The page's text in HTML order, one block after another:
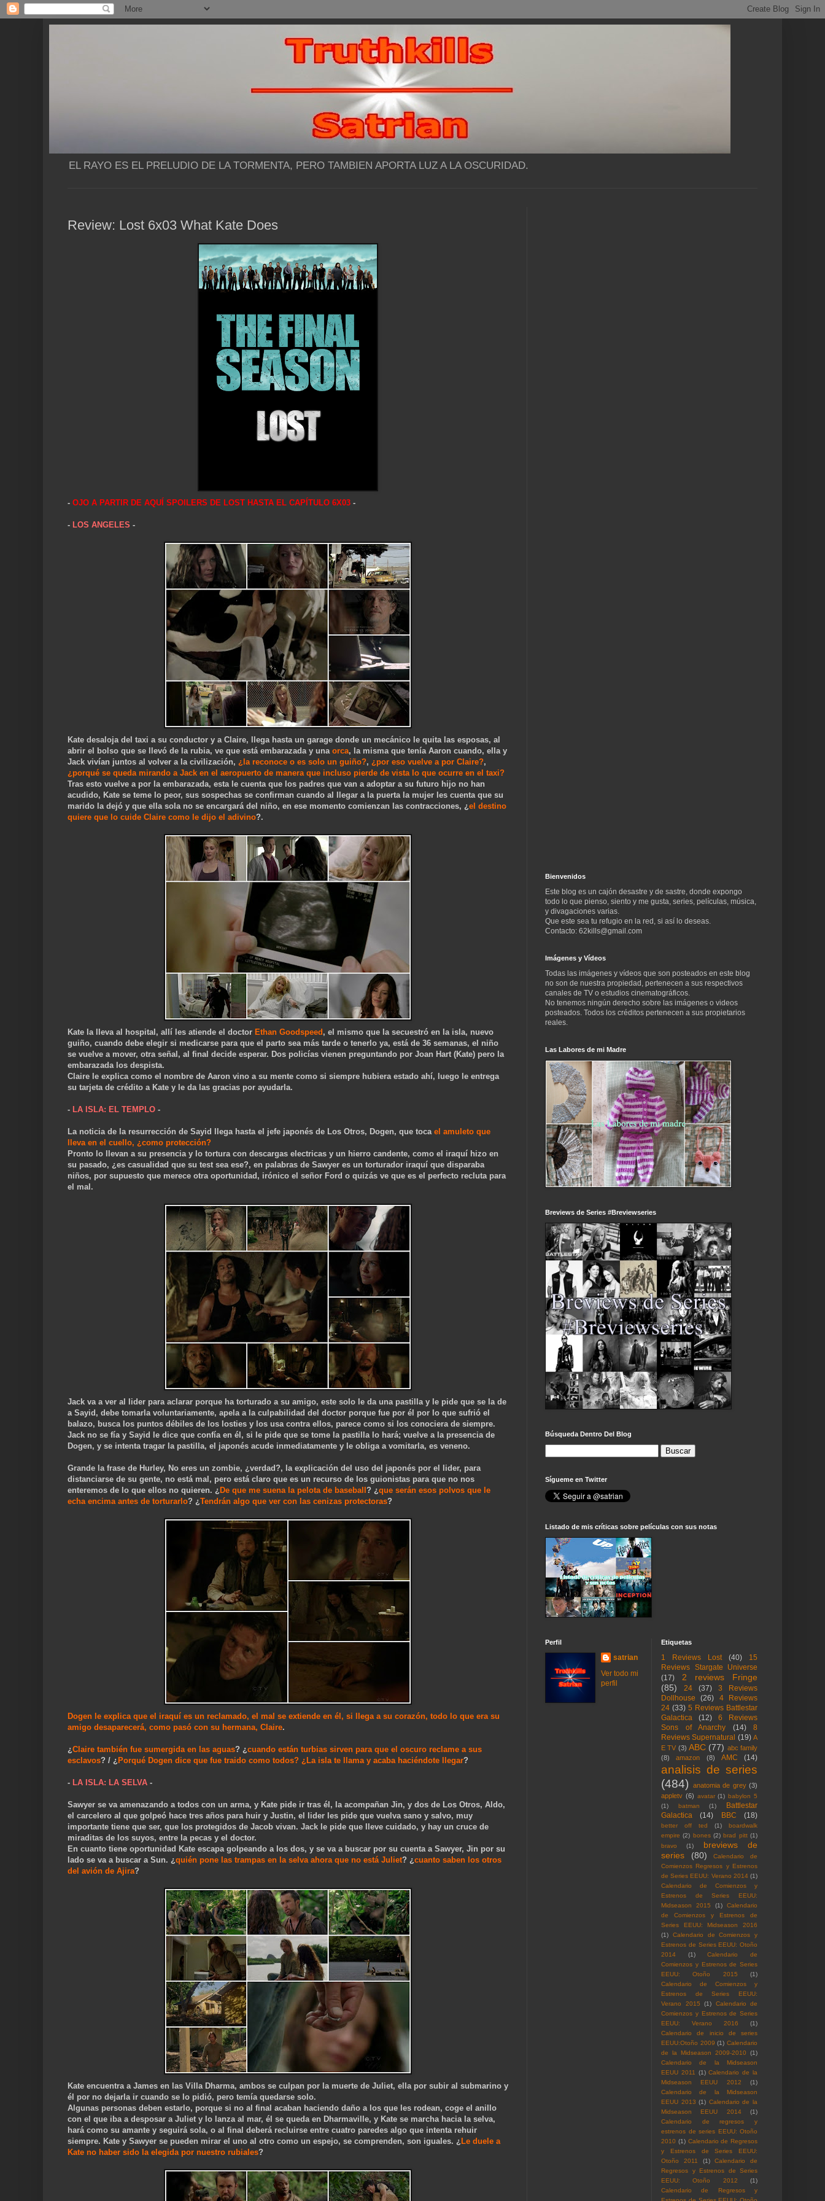
EL RAYO ES EL PRELUDIO DE LA TORMENTA, PERO TAMBIEN APORTA LUZ A LA OSCURIDAD.
Review: Lost 6x03 What Kate Does
- OJO A PARTIR DE AQUÍ SPOILERS DE LOST HASTA EL CAPÍTULO 6X03 -
- LOS ANGELES -
Kate desaloja del taxi a su conductor y a Claire, llega hasta un garage donde un mecánico le quita las esposas, al
abrir el bolso que se llevó de la rubia, ve que está embarazada y una orca, la misma que tenía Aaron cuando, ella y
Jack vivían juntos al volver a la civilización, ¿la reconoce o es solo un guiño?, ¿por eso vuelve a por Claire?,
¿porqué se queda mirando a Jack en el aeropuerto de manera que incluso pierde de vista lo que ocurre en el taxi?
Tras esto vuelve a por la embarazada, esta le cuenta que los padres que van a adoptar a su futuro hijo no han
acudido, Kate se teme lo peor, sus sospechas se confirman cuando al llegar a la puerta la mujer les cuenta que su
marido la dejó y que ella sola no se encargará del niño, en ese momento comienzan las contracciones, ¿el destino
quiere que lo cuide Claire como le dijo el adivino?.
Kate la lleva al hospital, allí les atiende el doctor Ethan Goodspeed , el mismo que la secuestró en la isla, nuevo
guiño, cuando debe elegir si medicarse para que el parto sea más tarde o tenerlo ya, está de 36 semanas, el niño
se vuelve a mover, otra señal, al final decide esperar. Dos policías vienen preguntando por Joan Hart (Kate) pero la
embarazada los despista.
Claire le explica como el nombre de Aaron vino a su mente como si siempre hubiera estado ahí, luego le entrega
su tarjeta de crédito a Kate y le da las gracias por ayudarla.
- LA ISLA: EL TEMPLO -
La noticia de la resurrección de Sayid llega hasta el jefe japonés de Los Otros, Dogen, que toca el amuleto que
lleva en el cuello, ¿como protección?
Pronto lo llevan a su presencia y lo tortura con descargas electricas y un hierro candente, como el iraquí hizo en
su pasado, ¿es casualidad que su test sea ese?, en palabras de Sawyer es un torturador iraquí que disparaba
niños, por supuesto que merece otra oportunidad, irónico el señor Ford o quizás ve que es el perfecto recluta para
el mal.
Jack va a ver al lider para aclarar porque ha torturado a su amigo, este solo le da una pastilla y le pide que se la de
a Sayid, debe tomarla voluntariamente, apela a la culpabilidad del doctor porque fue por él por lo que sufrió el
balazo, busca los puntos débiles de los losties y los usa contra ellos, parece como si los conociera de siempre.
Jack no se fía y Sayid le dice que confía en él, si le pide que se tome la pastilla lo hará; vuelve a la presencia de
Dogen, y se intenta tragar la pastilla, el japonés acude inmediatamente y le obliga a vomitarla, es veneno.
Grande la frase de Hurley, No eres un zombie, ¿verdad?, la explicación del uso del japonés por el lider, para
distanciarse de su gente, no está mal, pero está claro que es un recurso de los guionistas para que no nos
enteremos de lo que ellos no quieren. ¿De que me suena la pelota de baseball ? ¿que serán esos polvos que le
echa encima antes de torturarlo? ¿Tendrán algo que ver con las cenizas protectoras?
Dogen le explica que el iraquí es un reclamado, el mal se extiende en él, si llega a su corazón, todo lo que era su
amigo desaparecerá, como pasó con su hermana, Claire.
¿Claire también fue sumergida en las aguas? ¿cuando están turbias sirven para que el oscuro reclame a sus
esclavos? / ¿Porqué Dogen dice que fue traido como todos? ¿La isla te llama y acaba haciéndote llegar?
- LA ISLA: LA SELVA -
Sawyer se va amenazando a todos con un arma, y Kate pide ir tras él, la acompañan Jin, y dos de Los Otros, Aldo,
el carcelero al que golpeó hace tres años para huir y Justin, el lider les pide que vuelva sano y salvo, muy
importante tiene que ser, que los protegidos de Jacob vivan. Jack le pide que lleve cuidado, y hay un cruce de
miraditas de los suyos, entre la pecas y el doctor.
En cuanto tiene oportunidad Kate escapa golpeando a los dos, y se va a buscar por su cuenta a Sawyer, Jin por su
lado se va a buscar a Sun. ¿quién pone las trampas en la selva ahora que no está Juliet? ¿cuanto saben los otros
del avión de Ajira?
Kate encuentra a James en las Villa Dharma, ambos se culpan por la muerte de Juliet, ella por subir al submarino y
él por no dejarla ir cuando se lo pidió, pero temía quedarse solo.
Algunas personas deben estarlo, porque si no al final acaban haciendo daño a los que les rodean, coge el anillo
con el que iba a desposar a Juliet y lo lanza al mar, él se queda en Dharmaville, y Kate se marcha hacia la selva,
hará como su amante y seguirá sola, o al final deberá recluirse entre cuatro paredes algo que intenta rehuir
siempre. Kate y Sawyer se pueden mirar el uno al otro como un espejo, se comprenden, son iguales. ¿Le duele a
Kate no haber sido la elegida por nuestro rubiales?
Bienvenidos
Este blog es un cajón desastre y de sastre, donde expongo
todo lo que pienso, siento y me gusta, series, películas, música,
y divagaciones varias.
Que este sea tu refugio en la red, si así lo deseas.
Contacto: 62kills@gmail.com
Imágenes y Vídeos
Todas las imágenes y vídeos que son posteados en este blog
no son de nuestra propiedad, pertenecen a sus respectivos
canales de TV o estudios cinematográficos.
No tenemos ningún derecho sobre las imágenes o videos
posteados. Todos los créditos pertenecen a sus propietarios
reales.
Las Labores de mi Madre
Breviews de Series #Breviewseries
Búsqueda Dentro Del Blog
Sígueme en Twitter
Listado de mis críticas sobre películas con sus notas
Perfil
satrian
Ver todo mi
perfil
Etiquetas
1 Reviews Lost (40)
15
Reviews Stargate Universe
(17)
2 reviews Fringe
(85)
24 (37)
3 Reviews
Dollhouse
(26)
4 Reviews
24 (33) 5 Reviews Battlestar
Galactica
(12)
6 Reviews
Sons of Anarchy
(14)
8
Reviews Supernatural (19) A
E TV (3) ABC (77) abc family
(8)
amazon (8) AMC (14)
analisis de series
(484)
anatomia de grey (3)
appletv (6) avatar (1) babylon 5
(1)
batman (1)
Battlestar
Galactica
(14) BBC (18)
better off ted (1)
boardwalk
empire (2) bones (2) brad pitt (1)
bravo
(1)
breviews de
series
(80)
Calendario de
Comienzos Regresos y Estrenos
de Series EEUU: Verano 2014 (1)
Calendario de Comienzos y
Estrenos de Series EEUU:
Midseason 2015
(1)
Calendario
de Comienzos y Estrenos de
Series EEUU: Midseason 2016
(1)
Calendario de Comienzos y
Estrenos de Series EEUU: Otoño
2014
(1)
Calendario de
Comienzos y Estrenos de Series
EEUU: Otoño 2015
(1)
Calendario de Comienzos y
Estrenos de Series EEUU:
Verano 2015
(1)
Calendario de
Comienzos y Estrenos de Series
EEUU: Verano 2016
(1)
Calendario de inicio de series
EEUU:Otoño 2009 (1) Calendario
de la Midseason 2009-2010
(1)
Calendario de la Midseason
EEUU 2011 (1) Calendario de la
Midseason EEUU 2012
(1)
Calendario de la Midseason
EEUU 2013 (1) Calendario de la
Midseason EEUU 2014
(1)
Calendario de regresos y
estrenos de series EEUU: Otoño
2010 (1) Calendario de Regresos
y Estrenos de Series EEUU:
Otoño 2011
(1)
Calendario de
Regresos y Estrenos de Series
EEUU: Otoño 2012
(1)
Calendario de Regresos y